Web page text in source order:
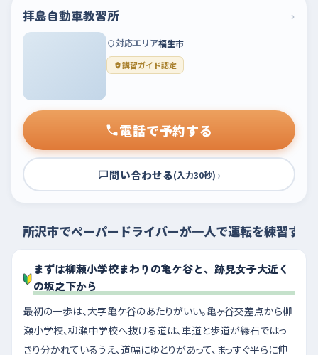
拝島自動車教習所 ›
対応エリア福生市
講習ガイド認定
電話で予約する
問い合わせる(入力30秒) ›
所沢市でペーパードライバーが一人で運転を練習する
まずは柳瀬小学校まわりの亀ケ谷と、跡見女子大近く
の坂之下から
最初の一歩は、大字亀ケ谷のあたりがいい。亀ヶ谷交差点から柳
瀬小学校、柳瀬中学校へ抜ける道は、車道と歩道が縁石ではっ
きり分かれているうえ、道幅にゆとりがあって、まっすぐ平らに伸